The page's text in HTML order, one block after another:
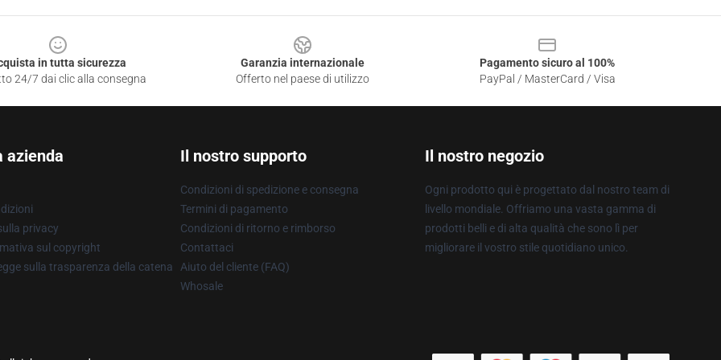
in tutta sicurezza
24/7 dai clic alla consegna
Garanzia internazionale
Offerto nel paese di utilizzo
Pagamento sicuro al 100%
PayPal / MasterCard / Visa
azienda
privacy
sul copyright
sulla trasparenza della catena
Il nostro supporto
Condizioni di spedizione e consegna
Termini di pagamento
Condizioni di ritorno e rimborso
Contattaci
Aiuto del cliente (FAQ)
Whosale
Il nostro negozio
Ogni prodotto qui è progettato dal nostro team di
livello mondiale. Offriamo una vasta gamma di
prodotti belli e di alta qualità che sono lì per
migliorare il vostro stile quotidiano unico.